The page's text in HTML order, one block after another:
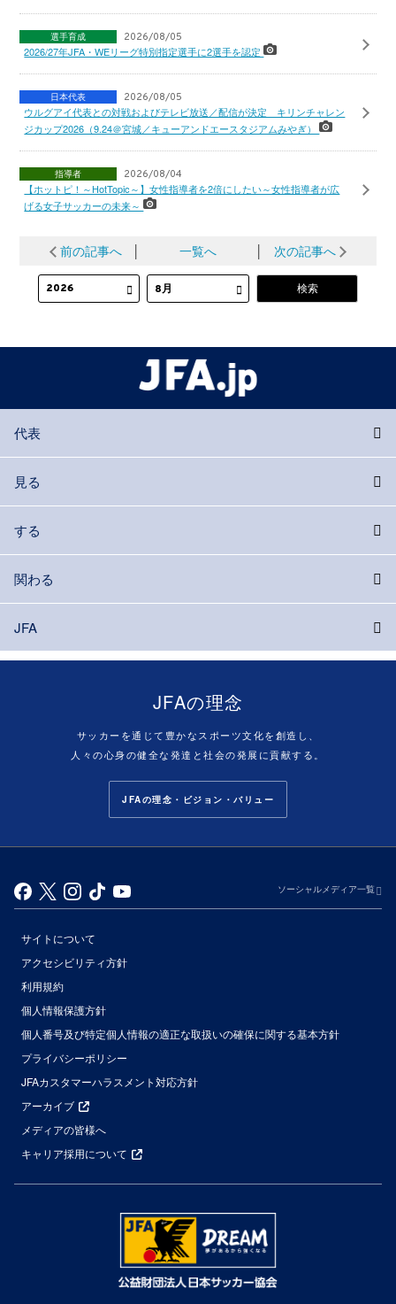
選手育成 2026/08/05
2026/27年JFA・WEリーグ特別指定選手に2選手を認定
日本代表 2026/08/05
ウルグアイ代表との対戦およびテレビ放送／配信が決定 キリンチャレン
ジカップ2026（9.24＠宮城／キューアンドエースタジアムみやぎ）
指導者 2026/08/04
【ホットピ！～HotTopic～】女性指導者を2倍にしたい～女性指導者が広
げる女子サッカーの未来～
前の記事へ 一覧へ 次の記事へ
代表
見る
する
関わる
JFA
JFAの理念
サッカーを通じて豊かなスポーツ文化を創造し、
人々の心身の健全な発達と社会の発展に貢献する。
JFAの理念・ビジョン・バリュー
ソーシャルメディア一覧
サイトについて
アクセシビリティ方針
利用規約
個人情報保護方針
個人番号及び特定個人情報の適正な取扱いの確保に関する基本方針
プライバシーポリシー
JFAカスタマーハラスメント対応方針
アーカイブ
メディアの皆様へ
キャリア採用について